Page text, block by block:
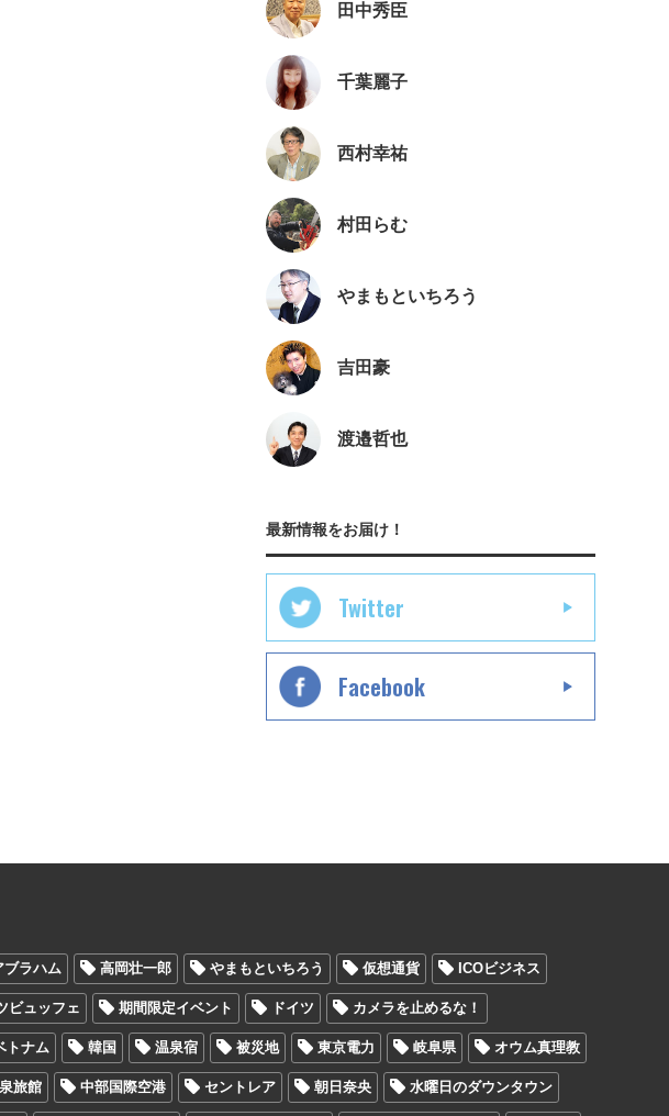
田中秀臣
千葉麗子
西村幸祐
村田らむ
やまもといちろう
吉田豪
渡邉哲也
最新情報をお届け！
Twitter
Facebook
ブラハム 高岡壮一郎 やまもといちろう 仮想通貨 ICOビジネス
ビュッフェ 期間限定イベント ドイツ カメラを止めるな！
トナム 韓国 温泉宿 被災地 東京電力 岐阜県 オウム真理教
旅館 中部国際空港 セントレア 朝日奈央 水曜日のダウンタウン